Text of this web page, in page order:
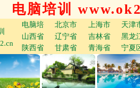
电脑培训
电脑培 北京市 上海市 天津
山西省
辽宁省 吉林省 黑龙
陕西省
甘肃省 青海省 宁夏